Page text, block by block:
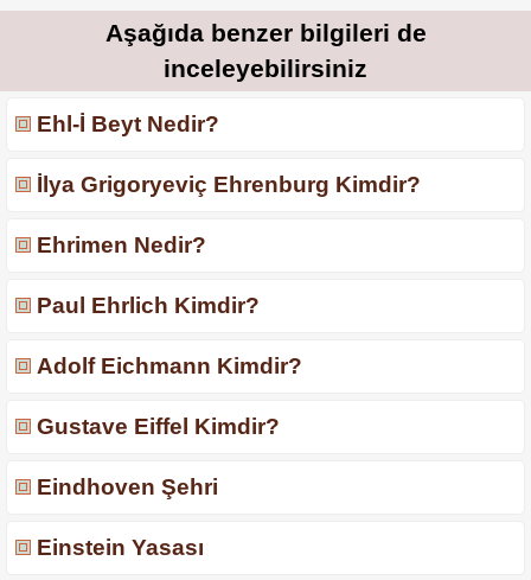
Aşağıda benzer bilgileri de
inceleyebilirsiniz
Ehl-İ Beyt Nedir?
İlya Grigoryeviç Ehrenburg Kimdir?
Ehrimen Nedir?
Paul Ehrlich Kimdir?
Adolf Eichmann Kimdir?
Gustave Eiffel Kimdir?
Eindhoven Şehri
Einstein Yasası